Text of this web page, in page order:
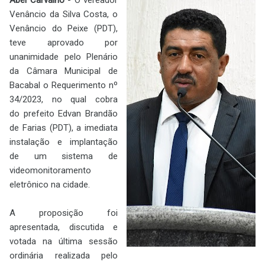
Venâncio da Silva Costa, o
Venâncio do Peixe (PDT),
teve aprovado por
unanimidade pelo Plenário
da Câmara Municipal de
Bacabal o Requerimento nº
34/2023, no qual cobra
do prefeito Edvan Brandão
de Farias (PDT), a imediata
instalação e implantação
de um sistema de
videomonitoramento
eletrônico na cidade.
A proposição foi
apresentada, discutida e
votada na última sessão
ordinária realizada pelo